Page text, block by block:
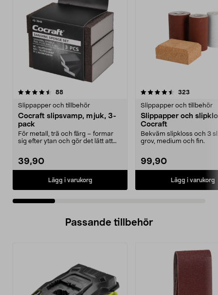
88recensioner
Slippapper och tillbehör
Cocraft slipsvamp, mjuk, 3-
pack
För metall, trä och färg – formar
sig efter ytan och gör det lätt att
39,90
Lägg i varukorg
4.5 av 5 stjärnor 323
Slippapper och tillbehör
Slippapper och
Cocraft
Bekväm slipkloss och 3
grov, medium och fin.
99,90
Lägg i varukorg
4.5 av 5 stjärnor
Passande tillbehör